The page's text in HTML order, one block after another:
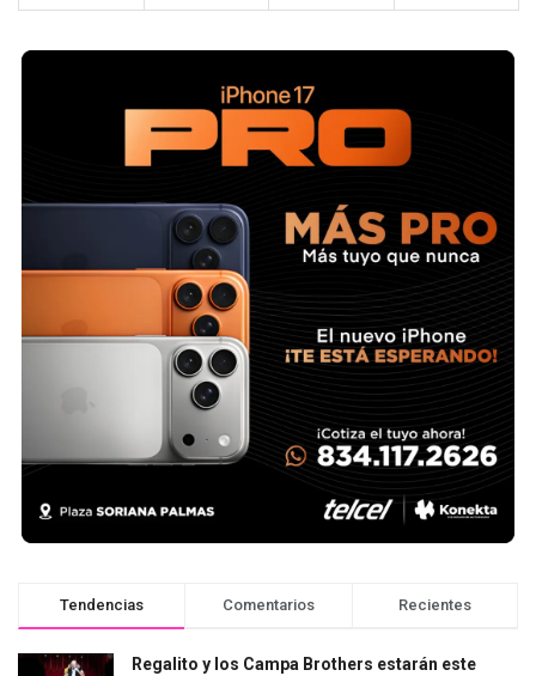
Tendencias Comentarios Recientes
Regalito y los Campa Brothers estarán este